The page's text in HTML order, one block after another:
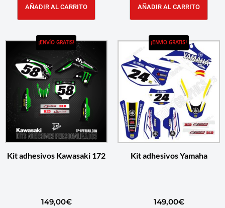
AÑADIR AL CARRITO AÑADIR AL CARRITO
¡ENVÍO GRATIS!
Kit adhesivos Kawasaki 172
149,00€
¡ENVÍO GRATIS!
Kit adhesivos Yamaha
149,00€